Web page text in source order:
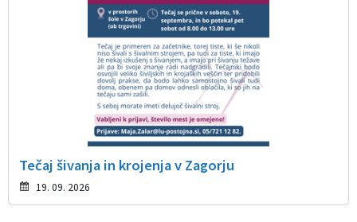
Tečaj šivanja in krojenja v Zagorju
19. 09. 2026